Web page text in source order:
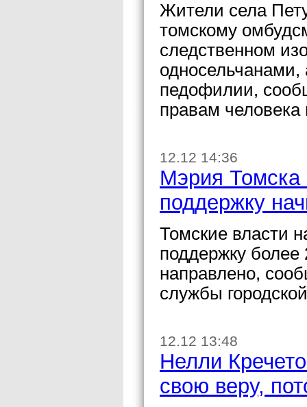
Жители села
томскому
следственном
педофилии,
правам
12.12 14:36
Мэрия Томска
поддержку
Томские власти
поддержку
направлено,
службы
12.12 13:48
Нелли
свою веру,